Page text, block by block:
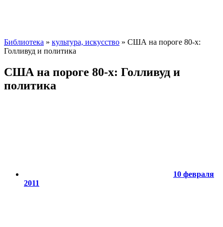
Библиотека » культура, искусство » США на пороге 80-х:
Голливуд и политика
США на пороге 80-х: Голливуд и
политика
10 февраля
2011